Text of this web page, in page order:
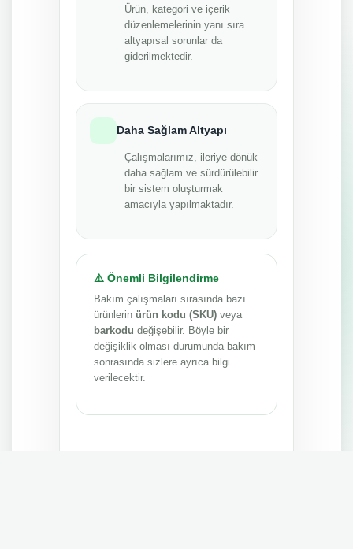
Ürün, kategori ve içerik
düzenlemelerinin yanı sıra
altyapısal sorunlar da
giderilmektedir.
Daha Sağlam Altyapı
Çalışmalarımız, ileriye dönük
daha sağlam ve sürdürülebilir
bir sistem oluşturmak
amacıyla yapılmaktadır.
⚠️ Önemli Bilgilendirme
Bakım çalışmaları sırasında bazı
ürünlerin ürün kodu (SKU) veya
barkodu değişebilir. Böyle bir
değişiklik olması durumunda bakım
sonrasında sizlere ayrıca bilgi
verilecektir.